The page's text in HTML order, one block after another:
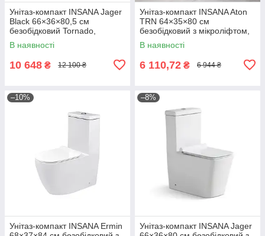
Унітаз-компакт INSANA Jager
Black 66×36×80,5 см
безобідковий Tornado,
Польща
В наявності
10 648 ₴ 12 100 ₴
Унітаз-компакт INSANA Aton
TRN 64×35×80 см
безобідковий з мікроліфтом,
Польща
В наявності
6 110,72 ₴ 6 944 ₴
–10%
Унітаз-компакт INSANA Ermin
–8%
Унітаз-компакт INSANA Jager